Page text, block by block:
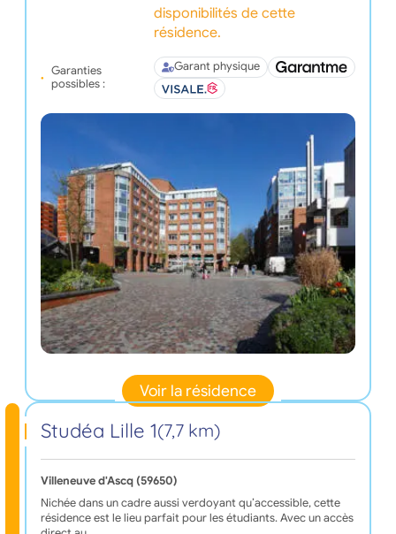
disponibilités de cette
résidence.
Garanties
possibles :
Garant physique
Voir la résidence
Studéa Lille 1(7,7 km)
Villeneuve d'Ascq (59650)
Nichée dans un cadre aussi verdoyant qu’accessible, cette
résidence est le lieu parfait pour les étudiants. Avec un accès